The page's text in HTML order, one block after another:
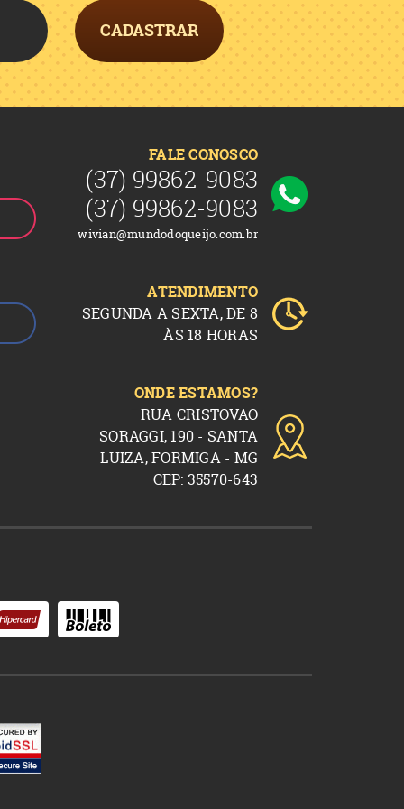
CADASTRAR
FALE CONOSCO
(37) 99862-9083
(37) 99862-9083
wivian@mundodoqueijo.com.br
ATENDIMENTO
SEGUNDA A SEXTA, DE 8
ÀS 18 HORAS
ONDE ESTAMOS?
RUA CRISTOVAO
SORAGGI, 190 - SANTA
LUIZA, FORMIGA - MG
CEP: 35570-643